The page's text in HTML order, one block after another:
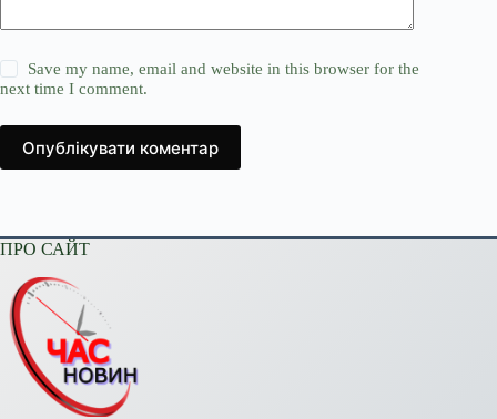
Save my name, email and website in this browser for the
next time I comment.
Опублікувати коментар
ПРО САЙТ